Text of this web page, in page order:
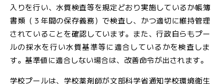
入りを行い、水質検査等を規定どおり実施しているか帳簿
書類（３年間の保存義務）で検査し、かつ適切に維持管理
されていることを確認しています。また、行政自らもプー
ルの採水を行い水質基準等に適合しているかを検査しま
す。基準値に適合しない場合は、改善命令が出されます。
学校プールは、学校薬剤師が文部科学省通知学校環境衛生